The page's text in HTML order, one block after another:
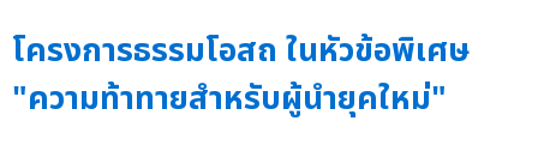
โครงการธรรมโอสถ ในหัวข้อพิเศษ
"ความท้าทายสำหรับผู้นำยุคใหม่"